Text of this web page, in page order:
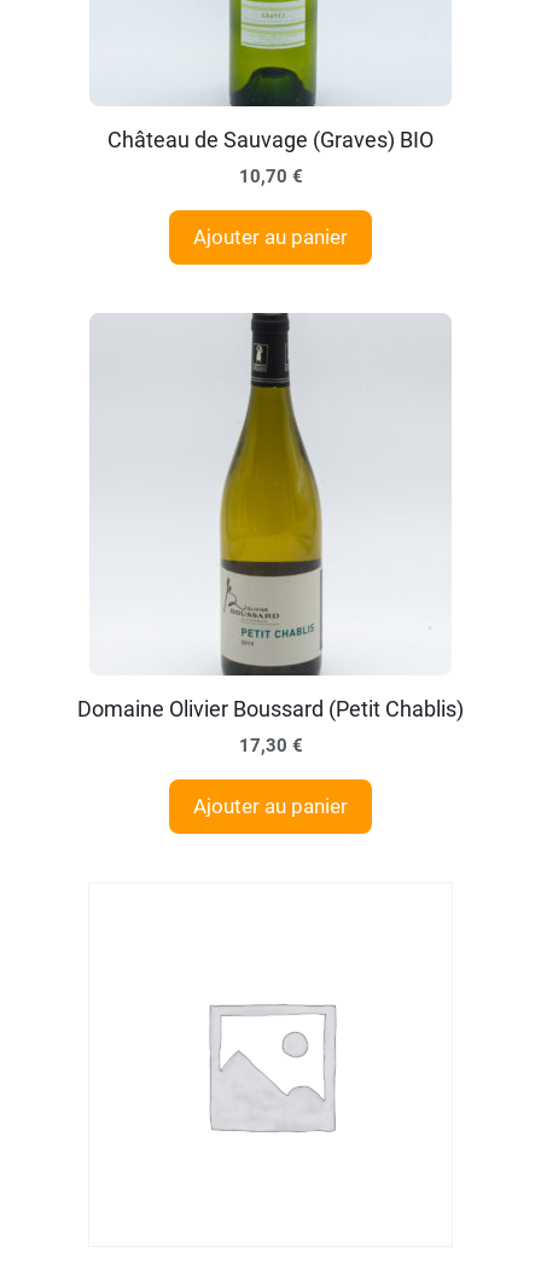
Château de Sauvage (Graves) BIO
10,70 €
Ajouter au panier
Domaine Olivier Boussard (Petit Chablis)
17,30 €
Ajouter au panier